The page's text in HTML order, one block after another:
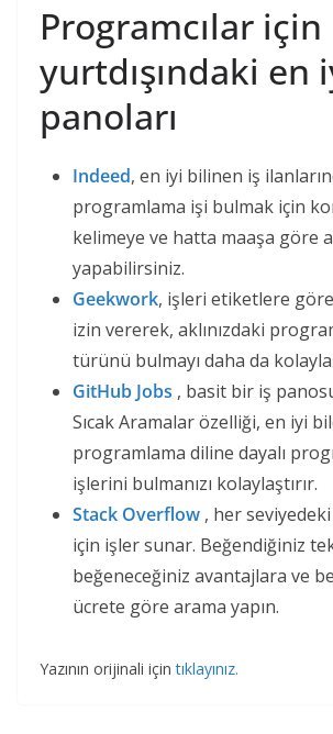
Programcılar için
yurtdışındaki en
panoları
Indeed, en iyi bilinen iş
programlama işi bulmak için
kelimeye ve hatta maaşa göre
yapabilirsiniz.
Geekwork, işleri etiketlere
izin vererek, aklınızdaki
türünü bulmayı daha da
GitHub Jobs , basit bir iş
Sıcak Aramalar özelliği, en iyi
programlama diline dayalı
işlerini bulmanızı kolaylaştırır.
Stack Overflow , her
için işler sunar. Beğendiğiniz
beğeneceğiniz avantajlara ve
ücrete göre arama yapın.
Yazının orijinali içintıklayınız.